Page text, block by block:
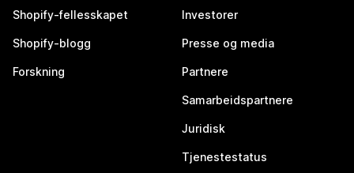
Shopify-fellesskapet
Shopify-blogg
Forskning
Investorer
Presse og media
Partnere
Samarbeidspartnere
Juridisk
Tjenestestatus